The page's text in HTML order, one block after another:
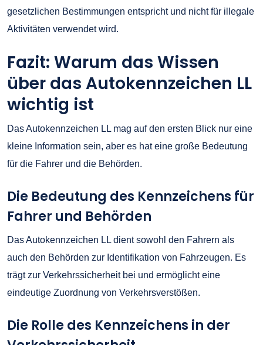
gesetzlichen Bestimmungen entspricht und nicht für illegale
Aktivitäten verwendet wird.
Fazit: Warum das Wissen
über das Autokennzeichen LL
wichtig ist
Das Autokennzeichen LL mag auf den ersten Blick nur eine
kleine Information sein, aber es hat eine große Bedeutung
für die Fahrer und die Behörden.
Die Bedeutung des Kennzeichens für
Fahrer und Behörden
Das Autokennzeichen LL dient sowohl den Fahrern als
auch den Behörden zur Identifikation von Fahrzeugen. Es
trägt zur Verkehrssicherheit bei und ermöglicht eine
eindeutige Zuordnung von Verkehrsverstößen.
Die Rolle des Kennzeichens in der